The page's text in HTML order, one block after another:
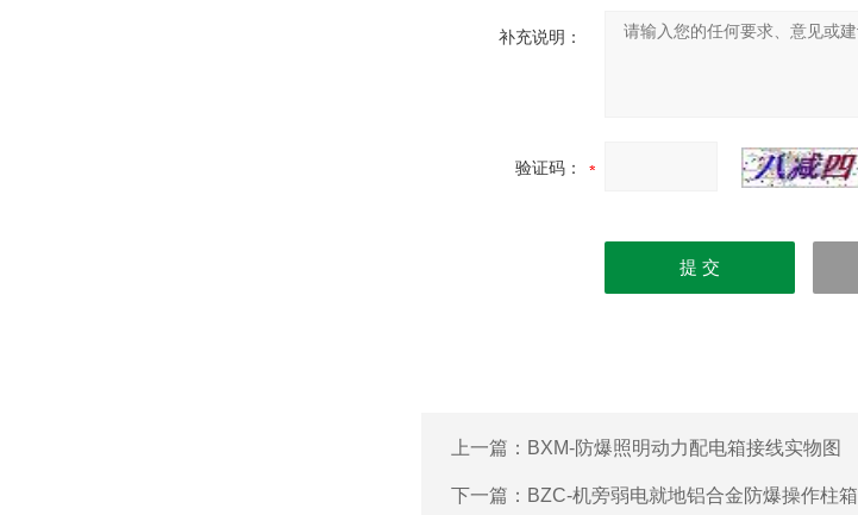
补充说明：
验证码：
上一篇： BXM-防爆照明动力配电箱接线实物图
下一篇： BZC-机旁弱电就地铝合金防爆操作柱箱